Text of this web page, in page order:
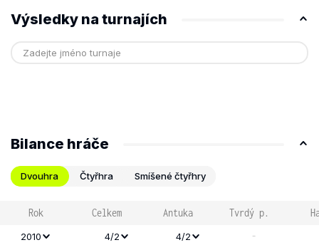
Výsledky na turnajích
Bilance hráče
Dvouhra Čtyřhra Smíšené čtyřhry
Rok Celkem Antuka Tvrdý p.
2010 4/2 4/2 -